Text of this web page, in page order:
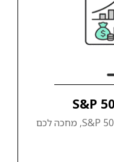
המדריך המלא לאיך להשקיע ב- S&P 500, מחכה לכם